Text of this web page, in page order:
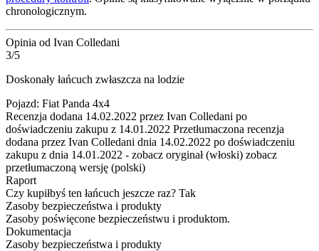
chronologicznym.
Opinia od Ivan Colledani
3/5
Doskonały łańcuch zwłaszcza na lodzie
Pojazd: Fiat Panda 4x4
Recenzja dodana 14.02.2022 przez Ivan Colledani po
doświadczeniu zakupu z 14.01.2022 Przetłumaczona recenzja
dodana przez Ivan Colledani dnia 14.02.2022 po doświadczeniu
zakupu z dnia 14.01.2022 - zobacz oryginał (włoski) zobacz
przetłumaczoną wersję (polski)
Raport
Czy kupiłbyś ten łańcuch jeszcze raz? Tak
Zasoby bezpieczeństwa i produkty
Zasoby poświęcone bezpieczeństwu i produktom.
Dokumentacja
Zasoby bezpieczeństwa i produkty